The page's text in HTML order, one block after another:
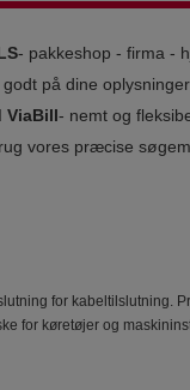
- pakkeshop - firma -
på dine oplysninger
ViaBill- nemt og
vores præcise
for kabeltilslutning.
for køretøjer og